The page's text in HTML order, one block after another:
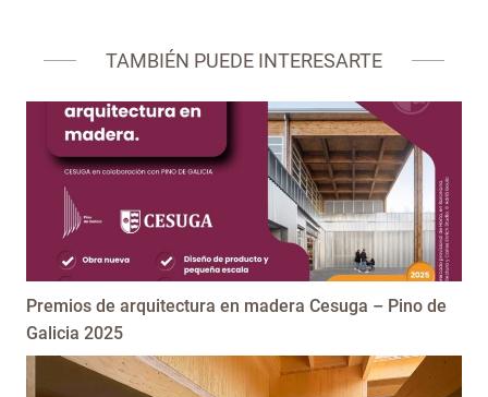
TAMBIÉN PUEDE INTERESARTE
Premios de arquitectura en madera Cesuga – Pino de
Galicia 2025